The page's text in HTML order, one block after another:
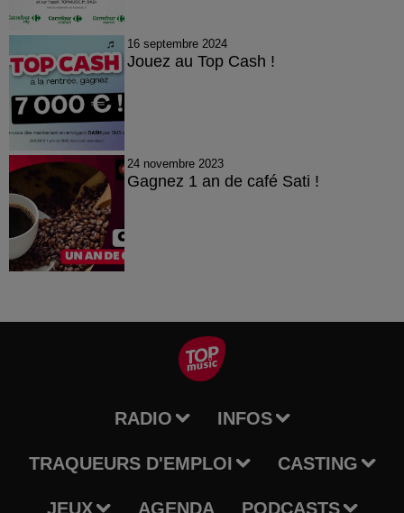
16 septembre 2024
Jouez au Top Cash !
24 novembre 2023
Gagnez 1 an de café Sati !
RADIO INFOS
TRAQUEURS D'EMPLOI CASTING
JEUX AGENDA PODCASTS